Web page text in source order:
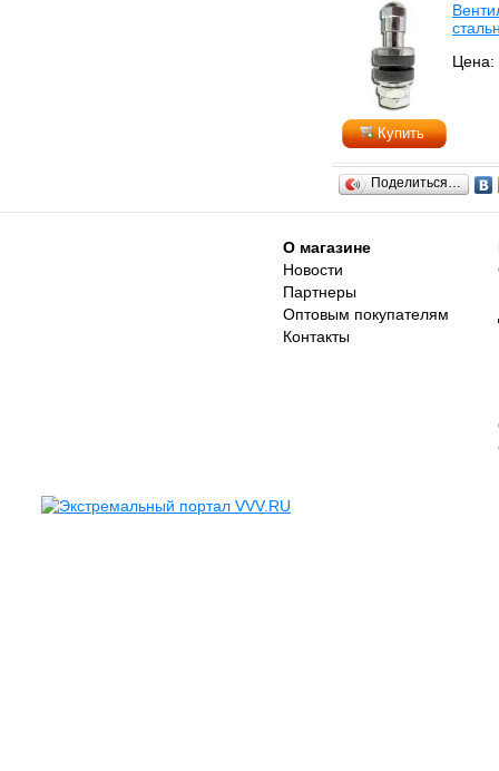
Купить
Цена:
Поделиться…
О магазине
Новости
Партнеры
Оптовым покупателям
Контакты